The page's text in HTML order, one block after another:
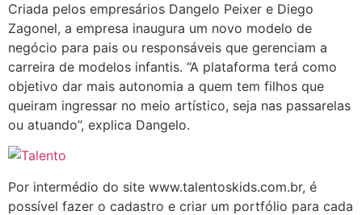
Criada pelos empresários Dangelo Peixer e Diego
Zagonel, a empresa inaugura um novo modelo de
negócio para pais ou responsáveis que gerenciam a
carreira de modelos infantis. “A plataforma terá como
objetivo dar mais autonomia a quem tem filhos que
queiram ingressar no meio artístico, seja nas passarelas
ou atuando”, explica Dangelo.
Por intermédio do site www.talentoskids.com.br, é
possível fazer o cadastro e criar um portfólio para cada